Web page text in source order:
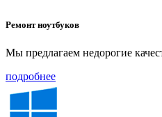
Ремонт ноутбуков
Мы предлагаем недорогие
подробнее